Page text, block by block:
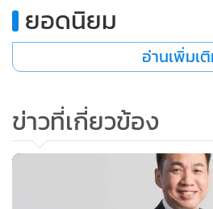
ส่วนของประเทศไทย นโยบายรับมือผ
รัฐบาลที่ดำเนินผ่านมาตรการทางการ
ทางด้านการเงินให้แก่ผู้ประกอบการ
ของผู้ประกอบการ รวมถึงใช้มาตรกา
ภาษีมูลค่าเพิ่มให้ผู้ประกอบการในปร
สามารถคงระดับอัตราการจ้างงานได้
มาตรการกระตุ้นและบรรเทาผลกระ
ต่อเนื่องเพื่อรักษาเสถียรภาพเศรษฐ
ยอดนิยม
อ่านเพิ่มเ
ข่าวที่เกี่ยวข้อง